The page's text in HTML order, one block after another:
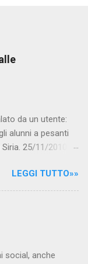
da un utente:
alunni a pesanti
25/11/2010
al caso,
siriana,
emerso che il
. staff
LEGGI TUTTO»»
social, anche